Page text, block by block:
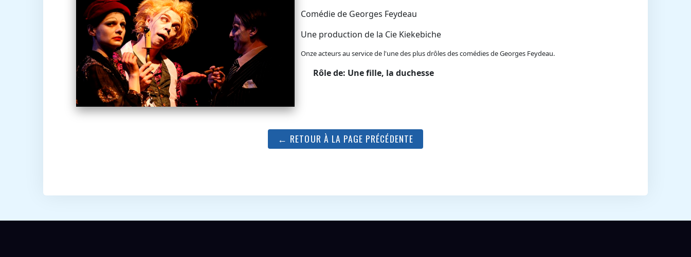
Comédie de Georges Feydeau
Une production de la Cie Kiekebiche
Onze acteurs au service de l'une des plus drôles des comédies de Georges Feydeau.
Rôle de: Une fille, la duchesse
← RETOUR À LA PAGE PRÉCÉDENTE